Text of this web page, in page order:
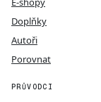
Doplňky
Autoři
Porovnat
PRŮVODCI